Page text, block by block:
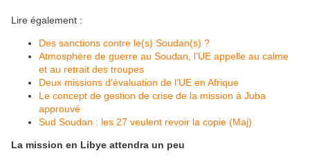
Lire également :
Des sanctions contre le(s) Soudan(s) ?
Atmosphère de guerre au Soudan, l’UE appelle au calme
et au retrait des troupes
Deux missions d’évaluation de l’UE en Afrique
Le concept de gestion de crise de la mission à Juba
approuvé
Sud Soudan : les 27 veulent revoir la copie (Maj)
La mission en Libye attendra un peu